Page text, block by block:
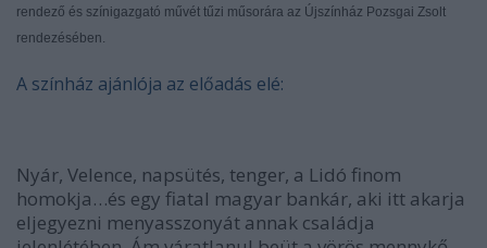
rendező és színigazgató művét tűzi műsorára az Újszínház Pozsgai Zsolt
rendezésében.
A színház ajánlója az előadás elé:
Nyár, Velence, napsütés, tenger, a Lidó finom
homokja…és egy fiatal magyar bankár, aki itt akarja
eljegyezni menyasszonyát annak családja